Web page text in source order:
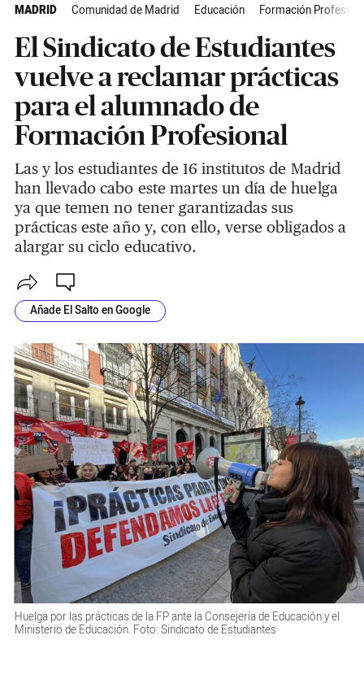
MADRID Comunidad de Madrid Educación Formación
El Sindicato de Estudiantes
vuelve a reclamar prácticas
para el alumnado de
Formación Profesional
Las y los estudiantes de 16 institutos de Madrid
han llevado cabo este martes un día de huelga
ya que temen no tener garantizadas sus
prácticas este año y, con ello, verse obligados a
alargar su ciclo educativo.
Añade El Salto en Google
Huelga por las prácticas de la FP ante la Consejería de Educación y el
Ministerio de Educación. Foto: Sindicato de Estudiantes